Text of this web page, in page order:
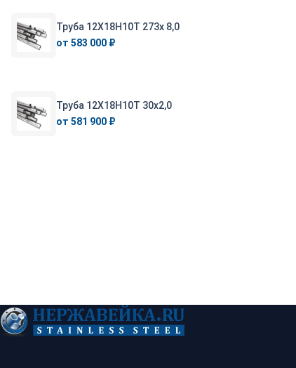
Труба 12Х18Н10Т 273х 8,0
от 583 000 ₽
Труба 12Х18Н10Т 30х2,0
от 581 900 ₽